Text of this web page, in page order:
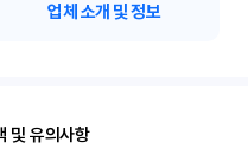
업체 소개 및 정보
및 유의사항